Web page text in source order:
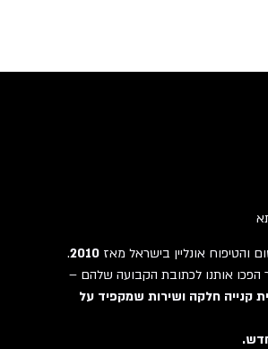
והטיפוח אונליין בישראל מאז2010
.
אותנו לכתובת הקבועה שלהם –
קנייה חלקה ושירות שמקפיד על